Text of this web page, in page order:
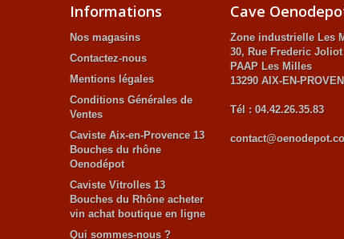
Informations
Nos magasins
Contactez-nous
Mentions légales
Conditions Générales de
Ventes
Caviste Aix-en-Provence 13
Bouches du rhône
Oenodépot
Caviste Vitrolles 13
Bouches du Rhône acheter
vin achat boutique en ligne
Qui sommes-nous ?
Cave
Zone industrielle Les
30, Rue Frederic Joliot
PAAP Les Milles
13290 AIX-EN-
Tél : 04.42.26.35.83